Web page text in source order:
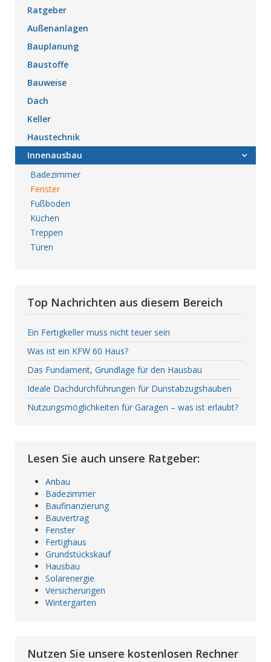
Ratgeber
Außenanlagen
Bauplanung
Baustoffe
Bauweise
Dach
Keller
Haustechnik
Innenausbau
Badezimmer
Fenster
Fußboden
Küchen
Treppen
Türen
Top Nachrichten aus diesem Bereich
Ein Fertigkeller muss nicht teuer sein
Was ist ein KFW 60 Haus?
Das Fundament, Grundlage für den Hausbau
Ideale Dachdurchführungen für Dunstabzugshauben
Nutzungsmöglichkeiten für Garagen – was ist erlaubt?
Lesen Sie auch unsere Ratgeber:
Anbau
Badezimmer
Baufinanzierung
Bauvertrag
Fenster
Fertighaus
Grundstückskauf
Hausbau
Solarenergie
Versicherungen
Wintergarten
Nutzen Sie unsere kostenlosen Rechner